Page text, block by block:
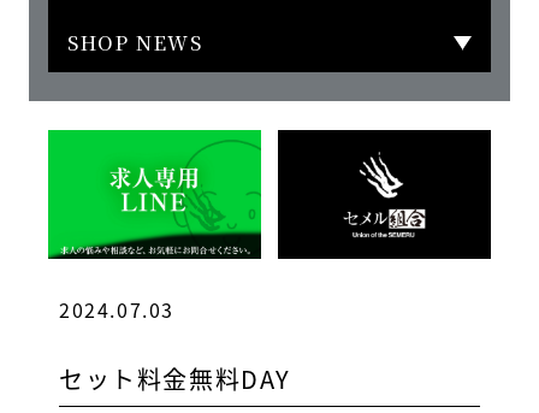
2024.07.03
セット料金無料DAY
SHOP NEWS